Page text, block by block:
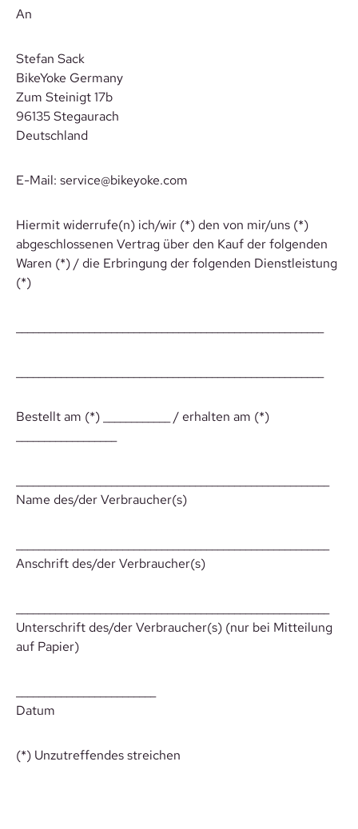
An
Stefan Sack
BikeYoke Germany
Zum Steinigt 17b
96135 Stegaurach
Deutschland
E-Mail: service@bikeyoke.com
Hiermit widerrufe(n) ich/wir (*) den von mir/uns (*)
abgeschlossenen Vertrag über den Kauf der folgenden
Waren (*) / die Erbringung der folgenden Dienstleistung
(*)
Bestellt am (*) ____________ / erhalten am (*)
Name des/der Verbraucher(s)
Anschrift des/der Verbraucher(s)
Unterschrift des/der Verbraucher(s) (nur bei Mitteilung
auf Papier)
Datum
(*) Unzutreffendes streichen